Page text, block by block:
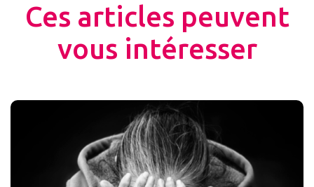
Ces articles peuvent
vous intéresser